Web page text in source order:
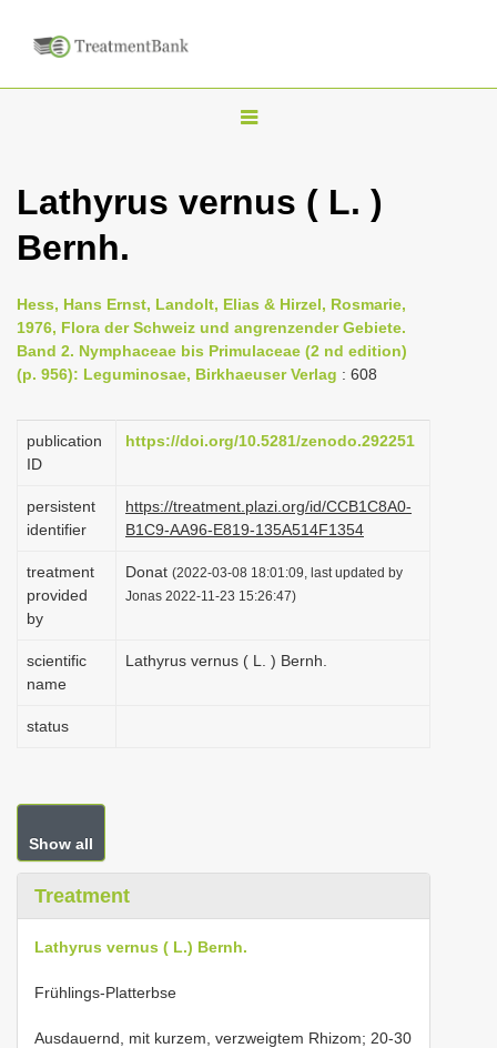
T
g
n
a
g
i
n
Lathyrus vernus ( L. )
Bernh.
Hess, Hans Ernst, Landolt, Elias & Hirzel, Rosmarie,
1976, Flora der Schweiz und angrenzender Gebiete.
Band 2. Nymphaceae bis Primulaceae (2 nd edition)
(p. 956): Leguminosae, Birkhaeuser Verlag : 608
publication
ID
https://doi.org/10.5281/zenodo.292251
persistent
identifier
https://treatment.plazi.org/id/CCB1C8A0-
B1C9-AA96-E819-135A514F1354
treatment
provided
by
Donat (2022-03-08 18:01:09, last updated by
Jonas 2022-11-23 15:26:47)
scientific
name
Lathyrus vernus ( L. ) Bernh.
status
Show all
Treatment
Lathyrus vernus ( L.) Bernh.
Frühlings-Platterbse
Ausdauernd, mit kurzem, verzweigtem Rhizom; 20-30